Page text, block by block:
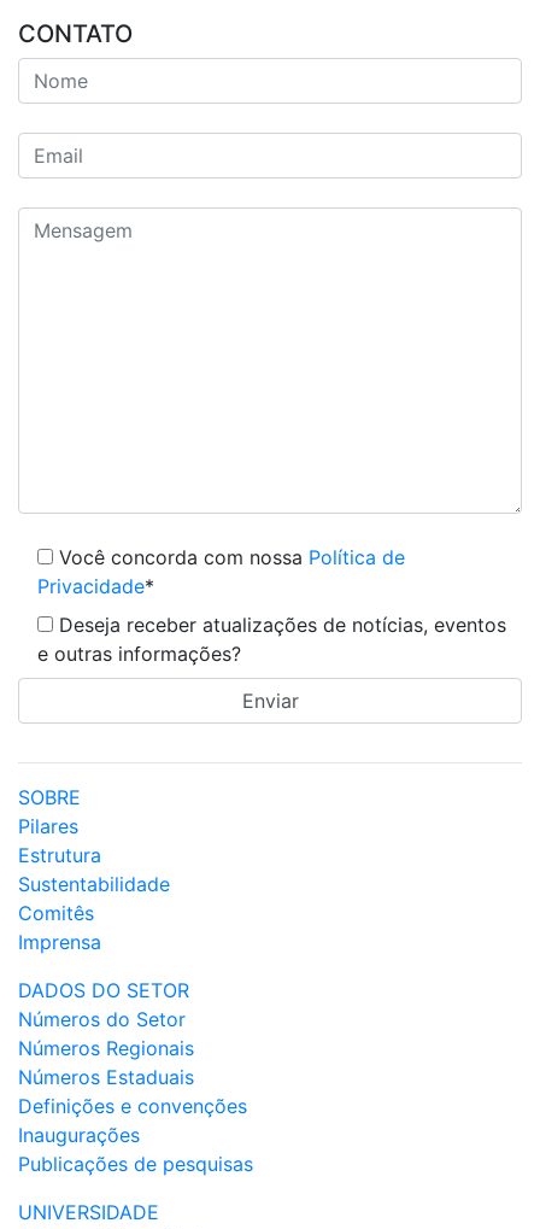
CONTATO
Você concorda com nossa Política de
Privacidade*
Deseja receber atualizações de notícias, eventos
e outras informações?
SOBRE
Pilares
Estrutura
Sustentabilidade
Comitês
Imprensa
DADOS DO SETOR
Números do Setor
Números Regionais
Números Estaduais
Definições e convenções
Inaugurações
Publicações de pesquisas
UNIVERSIDADE